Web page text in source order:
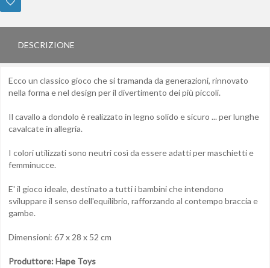
DESCRIZIONE
Ecco un classico gioco che si tramanda da generazioni, rinnovato
nella forma e nel design per il divertimento dei più piccoli.
Il cavallo a dondolo è realizzato in legno solido e sicuro ... per lunghe
cavalcate in allegria.
I colori utilizzati sono neutri così da essere adatti per maschietti e
femminucce.
E' il gioco ideale, destinato a tutti i bambini che intendono
sviluppare il senso dell'equilibrio, rafforzando al contempo braccia e
gambe.
Dimensioni: 67 x 28 x 52 cm
Produttore: Hape Toys